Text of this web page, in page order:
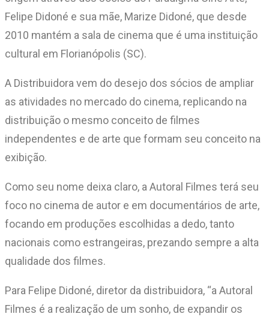
Felipe Didoné e sua mãe, Marize Didoné, que desde
2010 mantém a sala de cinema que é uma instituição
cultural em Florianópolis (SC).
A Distribuidora vem do desejo dos sócios de ampliar
as atividades no mercado do cinema, replicando na
distribuição o mesmo conceito de filmes
independentes e de arte que formam seu conceito na
exibição.
Como seu nome deixa claro, a Autoral Filmes terá seu
foco no cinema de autor e em documentários de arte,
focando em produções escolhidas a dedo, tanto
nacionais como estrangeiras, prezando sempre a alta
qualidade dos filmes.
Para Felipe Didoné, diretor da distribuidora, “a Autoral
Filmes é a realização de um sonho, de expandir os